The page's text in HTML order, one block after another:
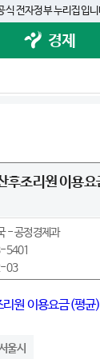
식 전자정부 누리집입
경제
후조리원 이용
공정경제과
5401
03
원 이용요금(평
울시